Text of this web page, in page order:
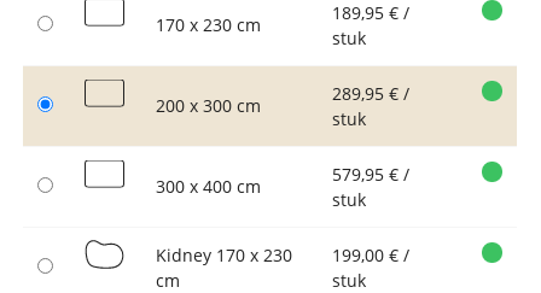
170 x 230 cm
189,95 € /
stuk
200 x 300 cm
289,95 € /
stuk
300 x 400 cm
579,95 € /
stuk
Kidney 170 x 230
cm
199,00 € /
stuk